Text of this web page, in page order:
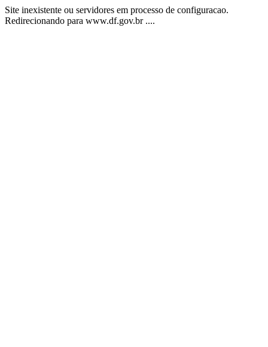
Site inexistente ou servidores em processo de configuracao.
Redirecionando para www.df.gov.br ....